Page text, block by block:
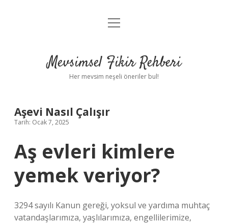
Anasayfa
Yasal Uyarı
menüyü
Mevsimsel Fikir Rehberi
Her mevsim neşeli öneriler bul!
Aşevi Nasıl Çalışır
Tarih: Ocak 7, 2025
Aş evleri kimlere
yemek veriyor?
3294 sayılı Kanun gereği, yoksul ve yardıma muhtaç
vatandaşlarımıza, yaşlılarımıza, engellilerimize,